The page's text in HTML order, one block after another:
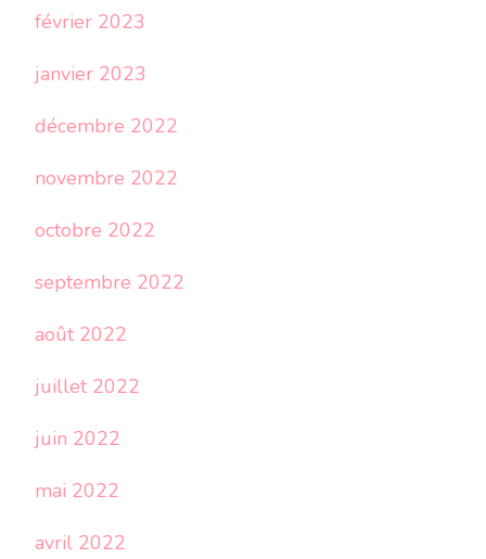
février 2023
janvier 2023
décembre 2022
novembre 2022
octobre 2022
septembre 2022
août 2022
juillet 2022
juin 2022
mai 2022
avril 2022